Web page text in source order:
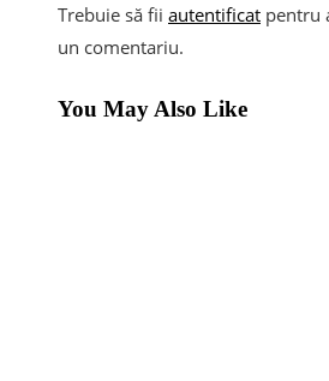
Trebuie să fii autentificat pentru
un comentariu.
You May Also Like